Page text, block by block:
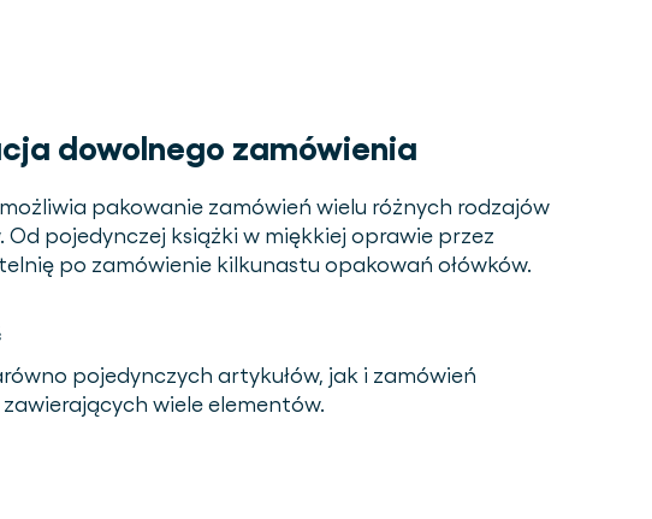
dowolnego zamówienia
pakowanie zamówień wielu różnych rodzajów
Od pojedynczej książki w miękkiej oprawie przez
po zamówienie kilkunastu opakowań ołówków.
pojedynczych artykułów, jak i zamówień
wiele elementów.